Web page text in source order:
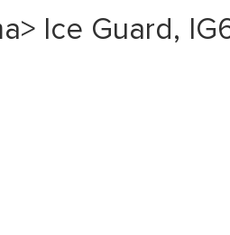
Ice Guard,